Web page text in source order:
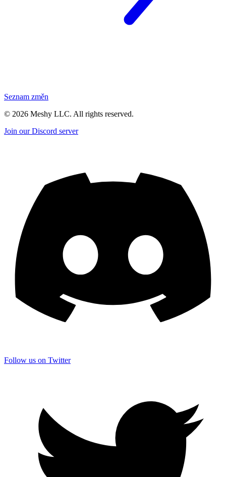
Seznam změn
© 2026 Meshy LLC. All rights reserved.
Join our Discord server
Follow us on Twitter